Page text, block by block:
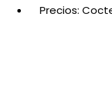
Precios: